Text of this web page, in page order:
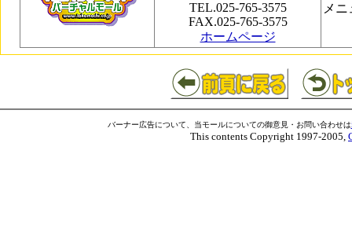
メ
TEL.025-765-3575
FAX.025-765-3575
ホームページ
バーナー広告について、当モールについての御意見・お問い合わせは
This contents Copyright 1997-2005,